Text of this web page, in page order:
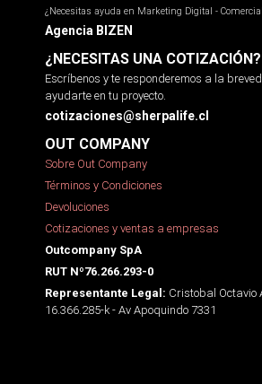
¿Necesitas ayuda en Marketing Digital -
Agencia BIZEN
¿NECESITAS UNA COTIZACIÓN?
Escríbenos y te responderemos a la
ayudarte en tu proyecto.
cotizaciones@sherpalife.cl
OUT COMPANY
Sobre Out Company
Términos y Condiciones
Devoluciones
Cotizaciones y ventas a empresas
Outcompany SpA
RUT Nº76.266.293-0
Representante Legal: Cristobal Octavio
16.366.285-k - Av Apoquindo 7331